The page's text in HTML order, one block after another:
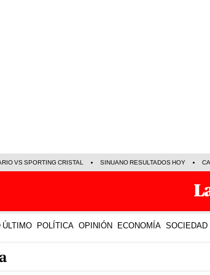
VS SPORTING CRISTAL SINUANO RESULTADOS HOY
ÚLTIMO POLÍTICA OPINIÓN ECONOMÍA SOCIEDAD